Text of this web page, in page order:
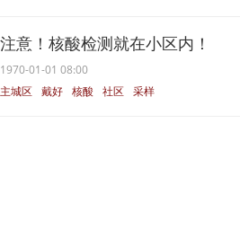
注意！核酸检测就在小区内！
1970-01-01 08:00
主城区 戴好 核酸 社区 采样